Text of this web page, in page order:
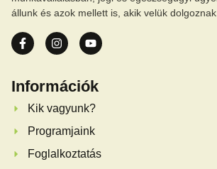
állunk és azok mellett is, akik velük dolgoznak.
Információk
Kik vagyunk?
Programjaink
Foglalkoztatás